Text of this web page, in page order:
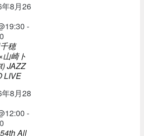
8月26
-
穂
山崎ト
JAZZ
LIVE
8月28
-
All